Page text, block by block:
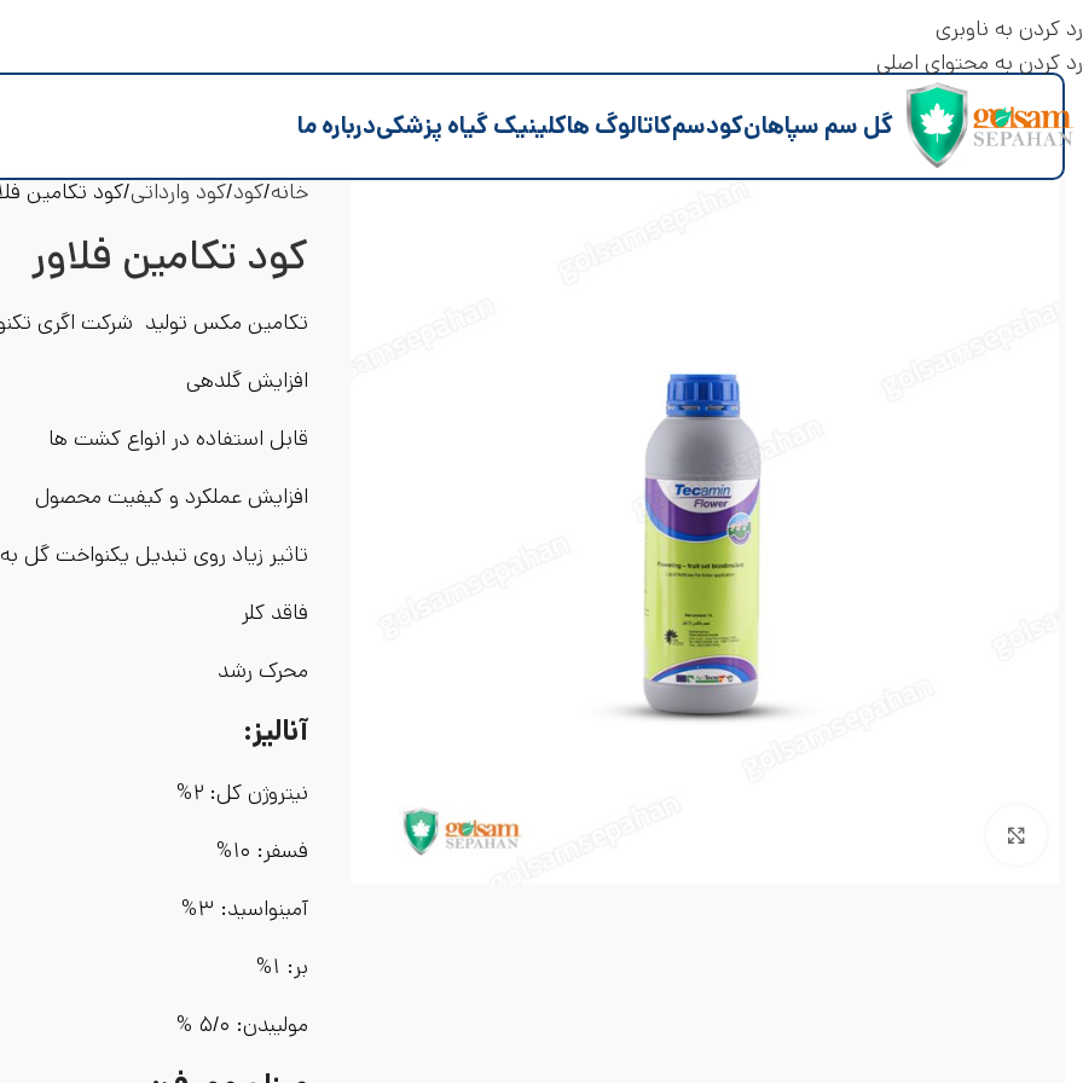
رد کردن به ناوبری
رد کردن به محتوای اصلی
گل سم سپاهانکودسمکاتالوگ هاکلینیک گیاه پزشکیدرباره ما
خانه کود کود وارداتی کود تکامین
کود تکامین فلاور
تکامین مکس تولید شرکت اگری تکنو
افزایش گلدهی
قابل استفاده در انواع کشت ها
افزایش عملکرد و کیفیت محصول
تاثیر زیاد روی تبدیل یکنواخت گل
فاقد کلر
محرک رشد
آنالیز:
نیتروژن کل: ۲%
فسفر: ۱۰%
آمینواسید: ۳%
بر: ۱%
مولیبدن: ۵/۰ %